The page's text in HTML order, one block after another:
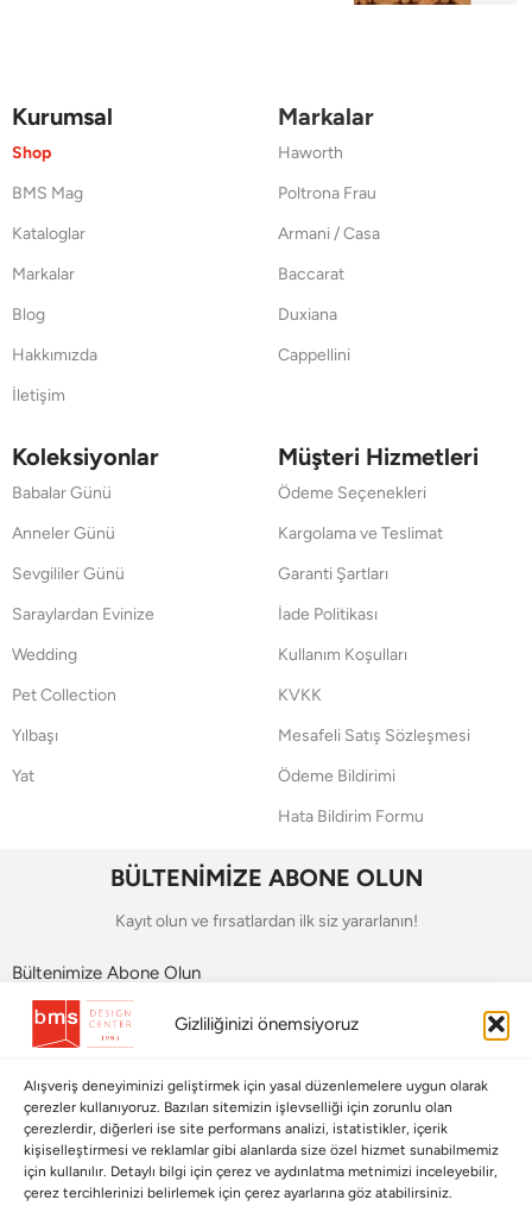
Gizliliğinizi önemsiyoruz
Alışveriş deneyiminizi geliştirmek için yasal düzenlemelere uygun olarak
çerezler kullanıyoruz. Bazıları sitemizin işlevselliği için zorunlu olan
çerezlerdir, diğerleri ise site performans analizi, istatistikler, içerik
kişiselleştirmesi ve reklamlar gibi alanlarda size özel hizmet sunabilmemiz
için kullanılır. Detaylı bilgi için çerez ve aydınlatma metnimizi inceleyebilir,
çerez tercihlerinizi belirlemek için çerez ayarlarına göz atabilirsiniz.
Kurumsal
Shop
BMS Mag
Kataloglar
Markalar
Blog
Hakkımızda
İletişim
Markalar
Haworth
Poltrona Frau
Armani / Casa
Baccarat
Duxiana
Cappellini
Koleksiyonlar
Babalar Günü
Anneler Günü
Sevgililer Günü
Saraylardan Evinize
Wedding
Pet Collection
Yılbaşı
Yat
Müşteri Hizmetleri
Ödeme Seçenekleri
Kargolama ve Teslimat
Garanti Şartları
İade Politikası
Kullanım Koşulları
KVKK
Mesafeli Satış Sözleşmesi
Ödeme Bildirimi
Hata Bildirim Formu
BÜLTENİMİZE ABONE OLUN
Kayıt olun ve fırsatlardan ilk siz yararlanın!
Bültenimize Abone Olun
Bizi Takip Edin